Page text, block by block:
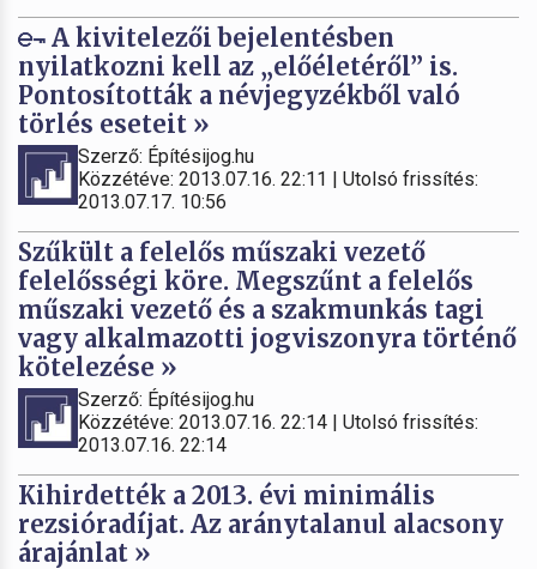
A kivitelezői bejelentésben
nyilatkozni kell az „előéletéről” is.
Pontosították a névjegyzékből való
törlés eseteit »
Szerző: Építésijog.hu
Közzétéve: 2013.07.16. 22:11 | Utolsó frissítés:
2013.07.17. 10:56
Szűkült a felelős műszaki vezető
felelősségi köre. Megszűnt a felelős
műszaki vezető és a szakmunkás tagi
vagy alkalmazotti jogviszonyra történő
kötelezése »
Szerző: Építésijog.hu
Közzétéve: 2013.07.16. 22:14 | Utolsó frissítés:
2013.07.16. 22:14
Kihirdették a 2013. évi minimális
rezsióradíjat. Az aránytalanul alacsony
árajánlat »